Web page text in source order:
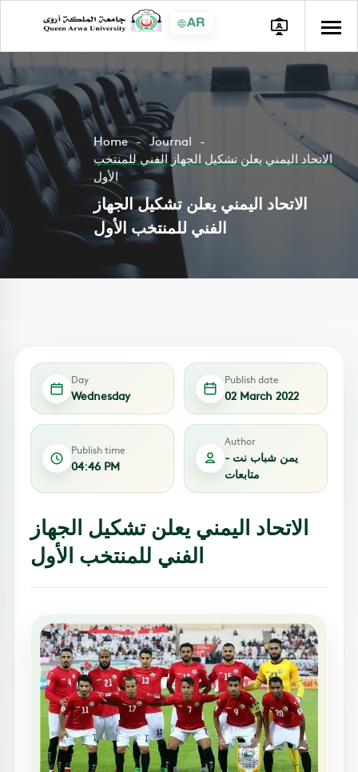
AR
Home
Journal
الاتحاد اليمني يعلن تشكيل الجهاز الفني للمنتخب
الأول
الاتحاد اليمني يعلن تشكيل الجهاز
الفني للمنتخب الأول
Day
Wednesday
Publish date
02 March 2022
Publish time
04:46 PM
Author
يمن شباب نت -
متابعات
الاتحاد اليمني يعلن تشكيل الجهاز
الفني للمنتخب الأول